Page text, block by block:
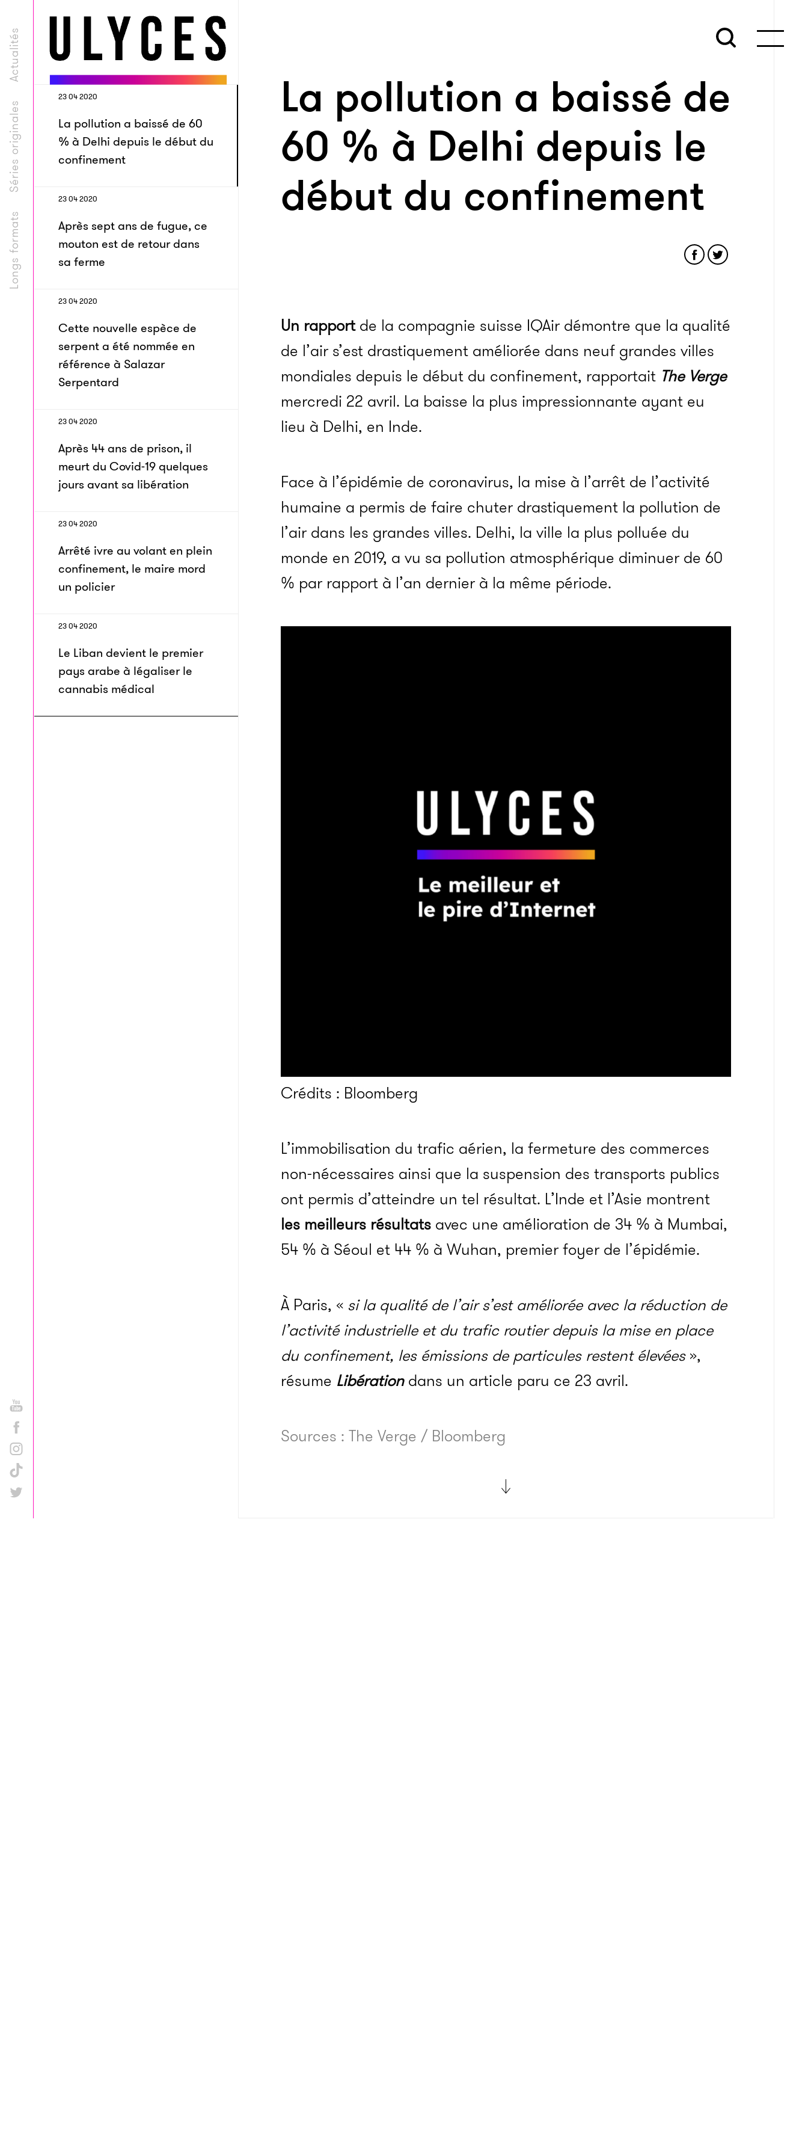
Longs formats
Séries originales
Actualités
23 04 2020
La pollution a baissé de 60
% à Delhi depuis le début du
confinement
23 04 2020
Après sept ans de fugue, ce
mouton est de retour dans
sa ferme
23 04 2020
Cette nouvelle espèce de
serpent a été nommée en
référence à Salazar
Serpentard
23 04 2020
Après 44 ans de prison, il
meurt du Covid-19 quelques
jours avant sa libération
23 04 2020
Arrêté ivre au volant en plein
confinement, le maire mord
un policier
23 04 2020
Le Liban devient le premier
pays arabe à légaliser le
cannabis médical
La pollution a baissé de
60 % à Delhi depuis le
début du confinement
Un rapportde la compagnie suisse IQAir démontre que la qualité
de l’air s’est drastiquement améliorée dans neuf grandes villes
mondiales depuis le début du confinement, rapportait The Verge
mercredi 22 avril. La baisse la plus impressionnante ayant eu
lieu à Delhi, en Inde.
Face à l’épidémie de coronavirus, la mise à l’arrêt de l’activité
humaine a permis de faire chuter drastiquement la pollution de
l’air dans les grandes villes. Delhi, la ville la plus polluée du
monde en 2019, a vu sa pollution atmosphérique diminuer de 60
% par rapport à l’an dernier à la même période.
Crédits : Bloomberg
L’immobilisation du trafic aérien, la fermeture des commerces
non-nécessaires ainsi que la suspension des transports publics
ont permis d’atteindre un tel résultat. L’Inde et l’Asie montrent
les meilleurs résultats avec une amélioration de 34 % à Mumbai,
54 % à Séoul et 44 % à Wuhan, premier foyer de l’épidémie.
À Paris, « si la qualité de l’air s’est améliorée avec la réduction de
l’activité industrielle et du trafic routier depuis la mise en place
du confinement, les émissions de particules restent élevées»,
résume Libérationdans un article paru ce 23 avril.
Sources : The Verge / Bloomberg